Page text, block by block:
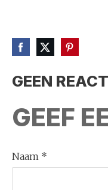
GEEN
GEEF
Naam *